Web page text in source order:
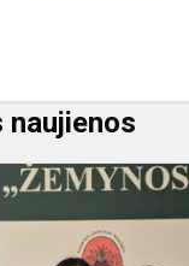
naujienos